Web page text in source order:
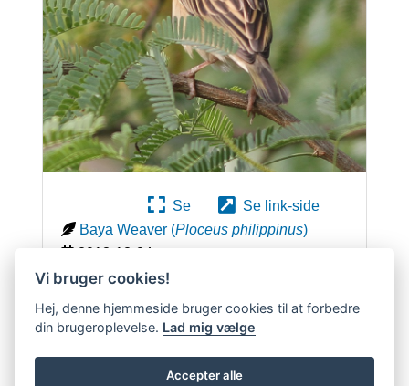
Se
Se link-side
Baya Weaver (Ploceus philippinus)
2013-12-24
Menar, Rajasthan
Uploadet 2014-08-02 Publiceret 2014-08-02
Vi bruger cookies!
Hej, denne hjemmeside bruger cookies til at forbedre
din brugeroplevelse. Lad mig vælge
Accepter alle